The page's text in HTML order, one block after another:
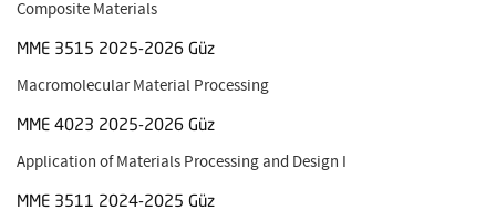
Composite Materials
MME 3515 2025-2026 Güz
Macromolecular Material Processing
MME 4023 2025-2026 Güz
Application of Materials Processing and Design I
MME 3511 2024-2025 Güz